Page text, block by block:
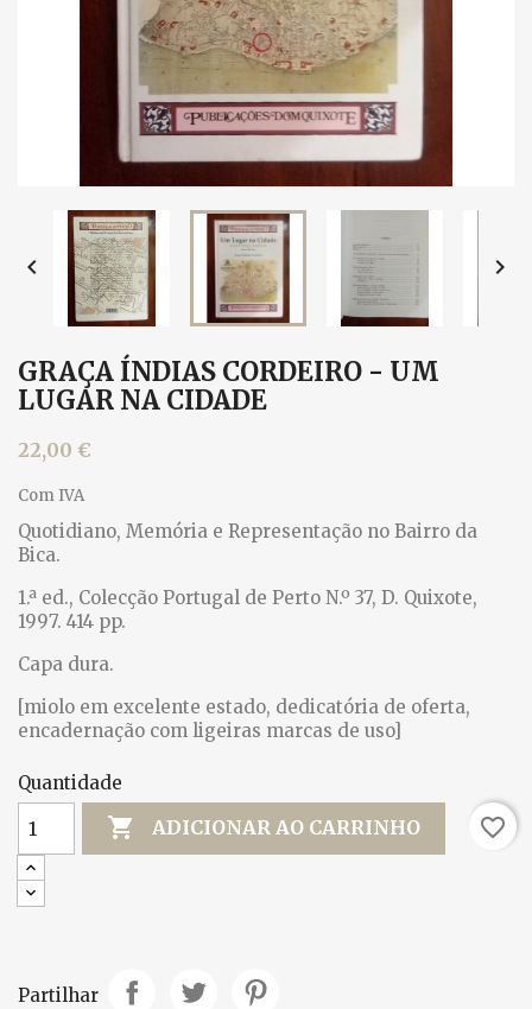
 
GRAÇA ÍNDIAS CORDEIRO - UM
LUGAR NA CIDADE
22,00 €
Com IVA
Quotidiano, Memória e Representação no Bairro da
Bica.
1.ª ed., Colecção Portugal de Perto N.º 37, D. Quixote,
1997. 414 pp.
Capa dura.
[miolo em excelente estado, dedicatória de oferta,
encadernação com ligeiras marcas de uso]
Quantidade
 ADICIONAR AO CARRINHO favorite_border
Partilhar